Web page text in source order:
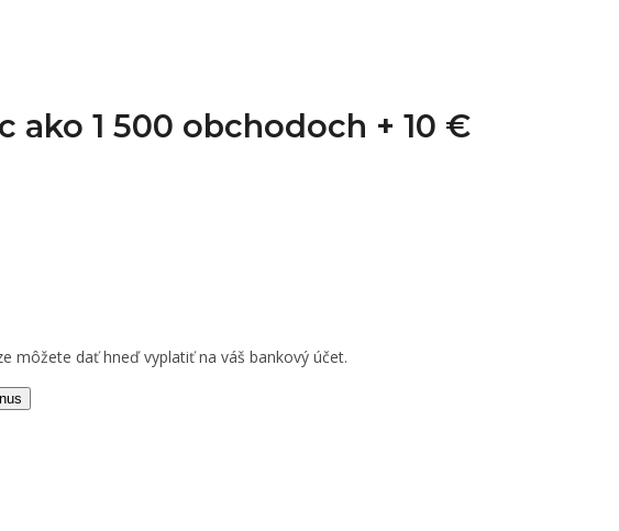
ako 1 500 obchodoch + 10 €
môžete dať hneď vyplatiť na váš bankový účet.